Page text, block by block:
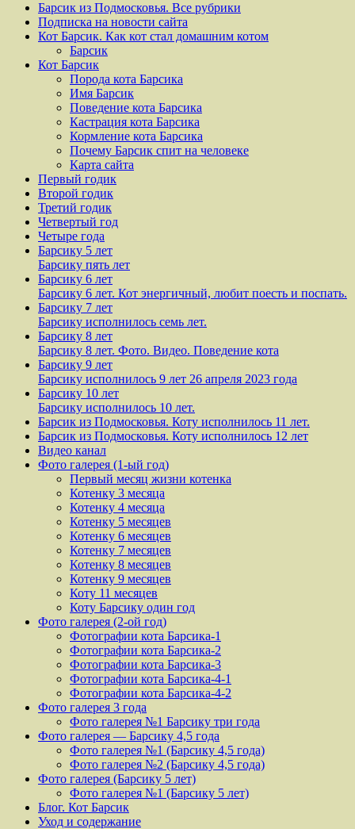
Барсик из Подмосковья. Все рубрики
Подписка на новости сайта
Кот Барсик. Как кот стал домашним котом
Барсик
Кот Барсик
Порода кота Барсика
Имя Барсик
Поведение кота Барсика
Кастрация кота Барсика
Кормление кота Барсика
Почему Барсик спит на человеке
Карта сайта
Первый годик
Второй годик
Третий годик
Четвертый год
Четыре года
Барсику 5 лет
Барсику пять лет
Барсику 6 лет
Барсику 6 лет. Кот энергичный, любит поесть и поспать.
Барсику 7 лет
Барсику исполнилось семь лет.
Барсику 8 лет
Барсику 8 лет. Фото. Видео. Поведение кота
Барсику 9 лет
Барсику исполнилось 9 лет 26 апреля 2023 года
Барсику 10 лет
Барсику исполнилось 10 лет.
Барсик из Подмосковья. Коту исполнилось 11 лет.
Барсик из Подмосковья. Коту исполнилось 12 лет
Видео канал
Фото галерея (1-ый год)
Первый месяц жизни котенка
Котенку 3 месяца
Котенку 4 месяца
Котенку 5 месяцев
Котенку 6 месяцев
Котенку 7 месяцев
Котенку 8 месяцев
Котенку 9 месяцев
Коту 11 месяцев
Коту Барсику один год
Фото галерея (2-ой год)
Фотографии кота Барсика-1
Фотографии кота Барсика-2
Фотографии кота Барсика-3
Фотографии кота Барсика-4-1
Фотографии кота Барсика-4-2
Фото галерея 3 года
Фото галерея №1 Барсику три года
Фото галерея — Барсику 4,5 года
Фото галерея №1 (Барсику 4,5 года)
Фото галерея №2 (Барсику 4,5 года)
Фото галерея (Барсику 5 лет)
Фото галерея №1 (Барсику 5 лет)
Блог. Кот Барсик
Уход и содержание